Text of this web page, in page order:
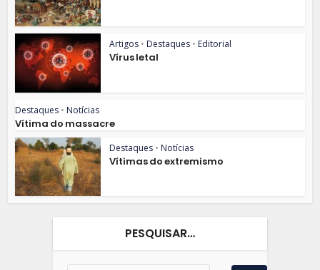
Artigos • Destaques • Editorial
Vírus letal
Destaques • Notícias
Vítima do massacre
Destaques • Notícias
Vítimas do extremismo
PESQUISAR…